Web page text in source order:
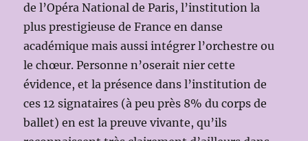
de l’Opéra National de Paris, l’institution la
plus prestigieuse de France en danse
académique mais aussi intégrer l’orchestre ou
le chœur. Personne n’oserait nier cette
évidence, et la présence dans l’institution de
ces 12 signataires (à peu près 8% du corps de
ballet) en est la preuve vivante, qu’ils